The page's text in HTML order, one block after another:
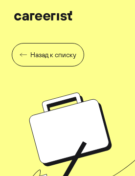
Назад к списку